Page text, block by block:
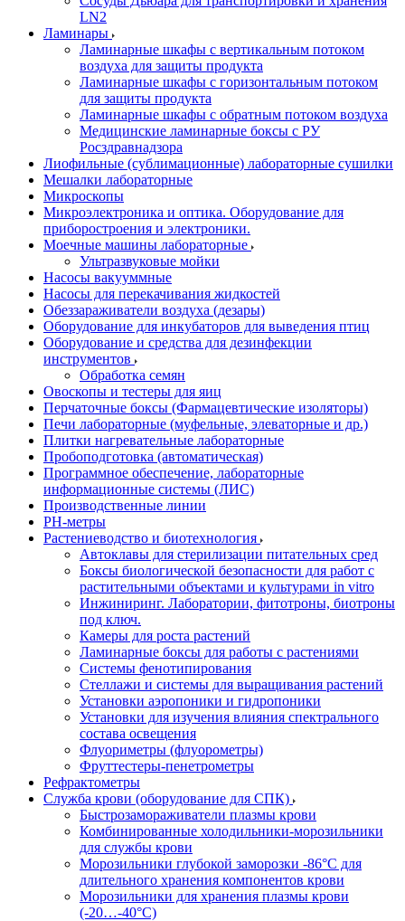
LN2
Ламинары
Ламинарные шкафы с вертикальным потоком
воздуха для защиты продукта
Ламинарные шкафы с горизонтальным потоком
для защиты продукта
Ламинарные шкафы с обратным потоком воздуха
Медицинские ламинарные боксы с РУ
Росздравнадзора
Лиофильные (сублимационные) лабораторные сушилки
Мешалки лабораторные
Микроскопы
Микроэлектроника и оптика. Оборудование для
приборостроения и электроники.
Моечные машины лабораторные
Ультразвуковые мойки
Насосы вакууммные
Насосы для перекачивания жидкостей
Обеззараживатели воздуха (дезары)
Оборудование для инкубаторов для выведения птиц
Оборудование и средства для дезинфекции
инструментов
Обработка семян
Овоскопы и тестеры для яиц
Перчаточные боксы (Фармацевтические изоляторы)
Печи лабораторные (муфельные, элеваторные и др.)
Плитки нагревательные лабораторные
Пробоподготовка (автоматическая)
Программное обеспечение, лабораторные
информационные системы (ЛИС)
Производственные линии
РH-метры
Растениеводство и биотехнология
Автоклавы для стерилизации питательных сред
Боксы биологической безопасности для работ с
растительными объектами и культурами in vitro
Инжиниринг. Лаборатории, фитотроны, биотроны
под ключ.
Камеры для роста растений
Ламинарные боксы для работы с растениями
Системы фенотипирования
Стеллажи и системы для выращивания растений
Установки аэропоники и гидропоники
Установки для изучения влияния спектрального
состава освещения
Флуориметры (флуорометры)
Фруттестеры-пенетрометры
Рефрактометры
Служба крови (оборудование для СПК)
Быстрозамораживатели плазмы крови
Комбинированные холодильники-морозильники
для службы крови
Морозильники глубокой заморозки -86°С для
длительного хранения компонентов крови
Морозильники для хранения плазмы крови
(-20…-40°С)